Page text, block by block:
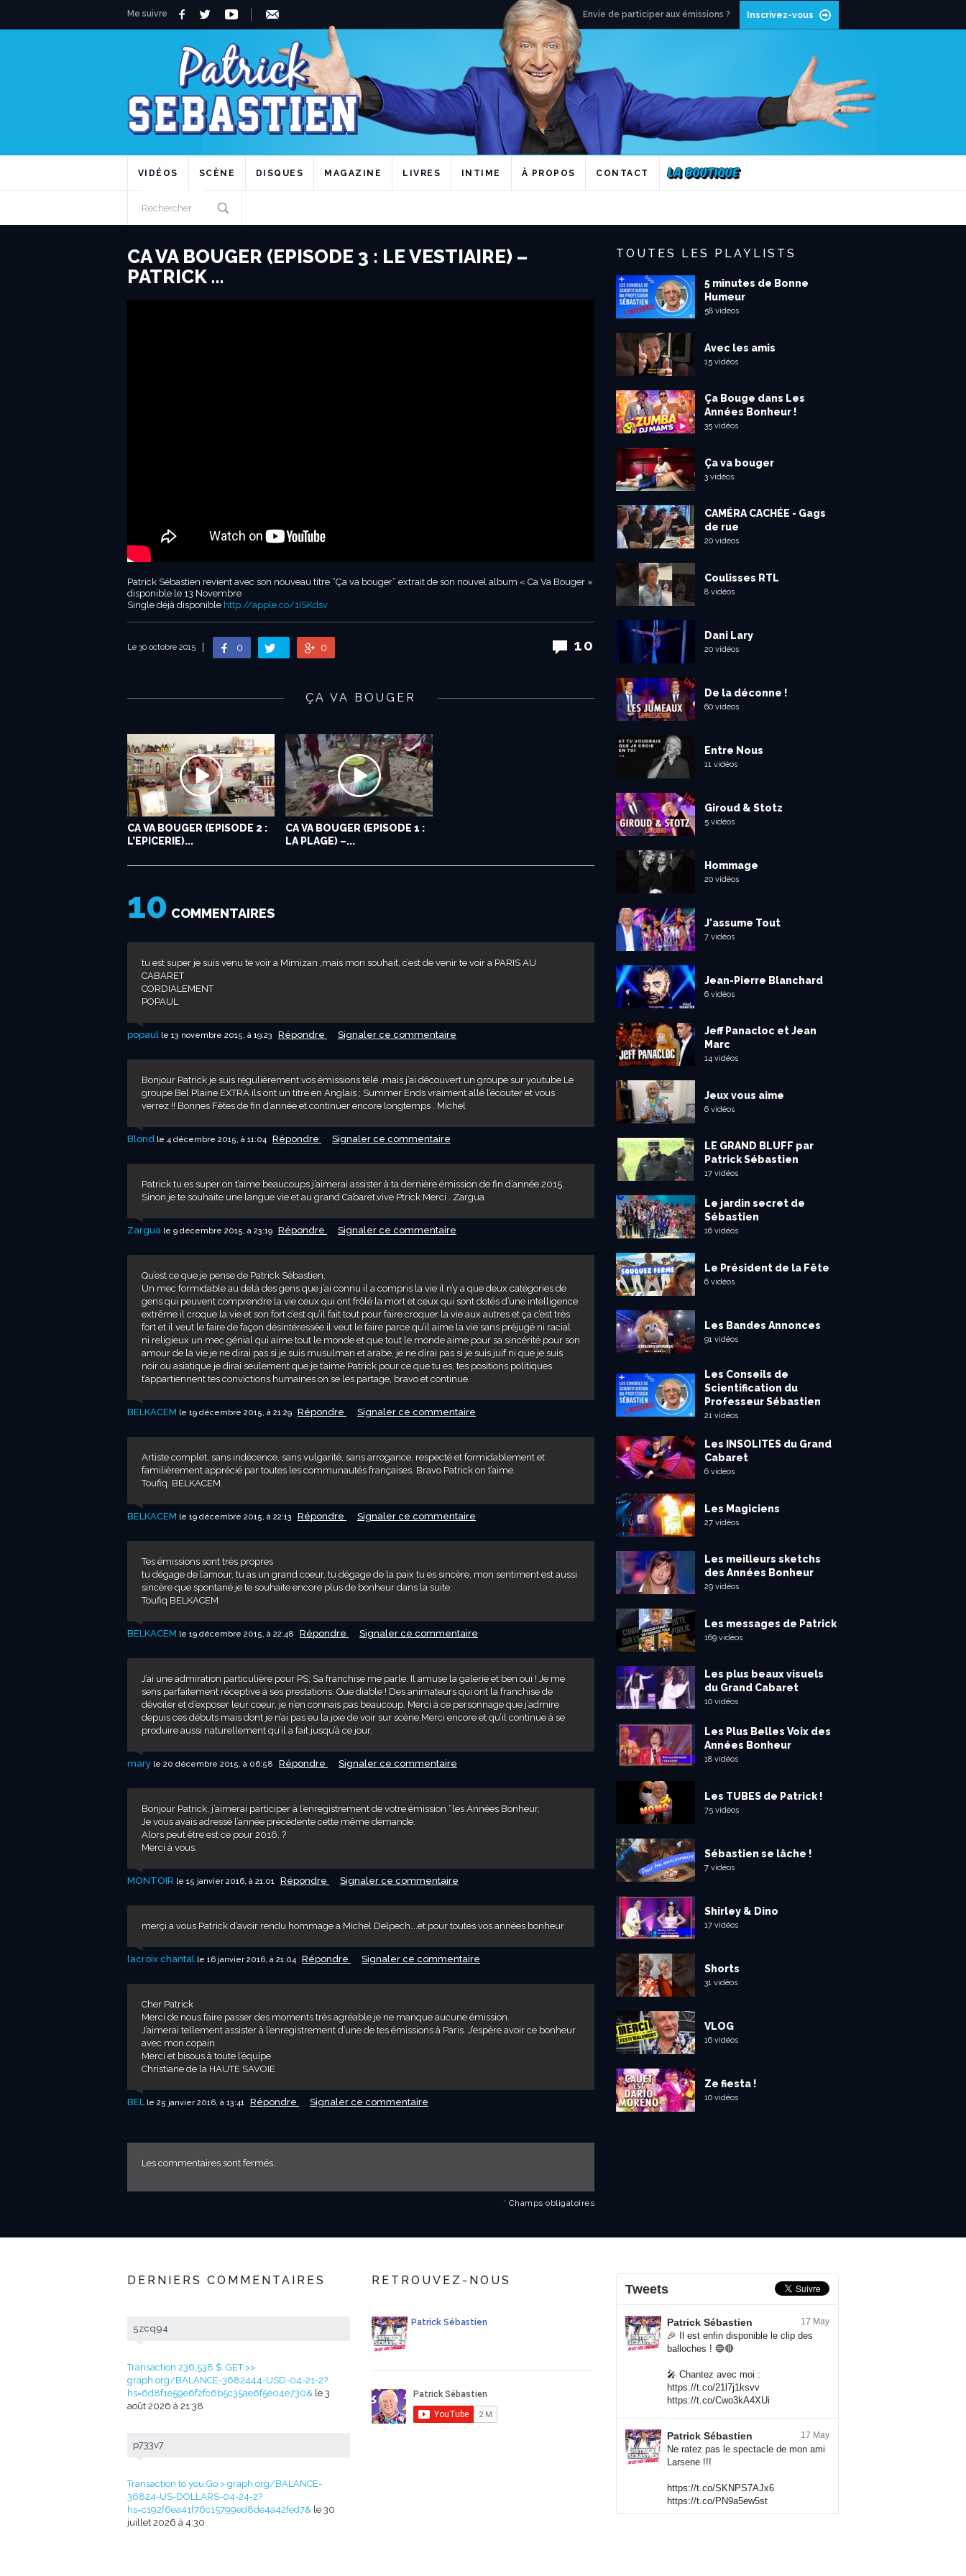
Me suivre Envie de participer aux émissions ? Inscrivez-vous
VIDÉOS SCÈNE DISQUES MAGAZINE LIVRES INTIME À PROPOS CONTACT
CA VA BOUGER (EPISODE 3 : LE VESTIAIRE) –
PATRICK …
Patrick Sébastien revient avec son nouveau titre “Ça va bouger” extrait de son nouvel album « Ca Va Bouger »
disponible le 13 Novembre
Single déjà disponible http://apple.co/1ISKdsv
Le 30 octobre 2015 0 0 10
ÇA VA BOUGER
CA VA BOUGER (EPISODE 2 :
L’EPICERIE)...
CA VA BOUGER (EPISODE 1 :
LA PLAGE) –...
10 COMMENTAIRES
tu est super je suis venu te voir a Mimizan ,mais mon souhait, c’est de venir te voir a PARIS AU
CABARET
CORDIALEMENT
POPAUL
popaul le 13 novembre 2015, à 19:23 Répondre Signaler ce commentaire
Bonjour Patrick je suis régulièrement vos émissions télé ,mais j’ai découvert un groupe sur youtube Le
groupe Bel Plaine EXTRA ils ont un titre en Anglais ; Summer Ends vraiment allé l’écouter et vous
verrez !! Bonnes Fêtes de fin d’année et continuer encore longtemps . Michel
Blond le 4 décembre 2015, à 11:04 Répondre Signaler ce commentaire
Patrick tu es super on t’aime beaucoups j’aimerai assister à ta dernière émission de fin d’année 2015.
Sinon je te souhaite une langue vie et au grand Cabaret,vive Ptrick Merci . Zargua
Zargua le 9 décembre 2015, à 23:19 Répondre Signaler ce commentaire
Qu’est ce que je pense de Patrick Sébastien,
Un mec formidable au delà des gens que j’ai connu il a compris la vie il n’y a que deux catégories de
gens qui peuvent comprendre la vie ceux qui ont frôlé la mort et ceux qui sont dotés d’une intelligence
extrême il croque la vie et son fort c’est qu’il fait tout pour faire croquer la vie aux autres et ça c’est très
fort et il veut le faire de façon désintéressée il veut le faire parce qu’il aime la vie sans préjugé ni racial
ni religieux un mec génial qui aime tout le monde et que tout le monde aime pour sa sincérité pour son
amour de la vie je ne dirai pas si je suis musulman et arabe, je ne dirai pas si je suis juif ni que je suis
noir ou asiatique je dirai seulement que je t’aime Patrick pour ce que tu es, tes positions politiques
t’appartiennent tes convictions humaines on se les partage, bravo et continue.
BELKACEM le 19 décembre 2015, à 21:29 Répondre Signaler ce commentaire
Artiste complet, sans indécence, sans vulgarité, sans arrogance, respecté et formidablement et
familièrement apprécié par toutes les communautés françaises. Bravo Patrick on t’aime.
Toufiq. BELKACEM.
BELKACEM le 19 décembre 2015, à 22:13 Répondre Signaler ce commentaire
Tes émissions sont très propres
tu dégage de l’amour, tu as un grand coeur, tu dégage de la paix tu es sincère, mon sentiment est aussi
sincère que spontané je te souhaite encore plus de bonheur dans la suite.
Toufiq BELKACEM
BELKACEM le 19 décembre 2015, à 22:48 Répondre Signaler ce commentaire
J’ai une admiration particulière pour PS; Sa franchise me parle. Il amuse la galerie et ben oui ! Je me
sens parfaitement réceptive à ses prestations. Que diable ! Des animateurs qui ont la franchise de
dévoiler et d’exposer leur coeur, je n’en connais pas beaucoup. Merci à ce personnage que j’admire
depuis ces débuts mais dont je n’ai pas eu la joie de voir sur scène.Merci encore et qu’il continue à se
produire aussi naturellement qu’il a fait jusqu’à ce jour.
mary le 20 décembre 2015, à 06:58 Répondre Signaler ce commentaire
Bonjour Patrick, j’aimerai participer à l’enregistrement de votre émission “les Années Bonheur,
Je vous avais adressé l’année précédente cette même demande.
Alors peut être est ce pour 2016. ?
Merci à vous.
MONTOIR le 15 janvier 2016, à 21:01 Répondre Signaler ce commentaire
merçi a vous Patrick d’avoir rendu hommage a Michel Delpech….et pour toutes vos années bonheur
lacroix chantal le 16 janvier 2016, à 21:04 Répondre Signaler ce commentaire
Cher Patrick
Merci de nous faire passer des moments très agréable je ne manque aucune émission.
J’aimerai tellement assister à l’enregistrement d’une de tes émissions à Paris. J’espère avoir ce bonheur
avec mon copain.
Merci et bisous à toute l’équipe
Christiane de la HAUTE SAVOIE
BEL le 25 janvier 2016, à 13:41 Répondre Signaler ce commentaire
Les commentaires sont fermés.
* Champs obligatoires
TOUTES LES PLAYLISTS
5 minutes de Bonne
Humeur
58 vidéos
Avec les amis
15 vidéos
Ça Bouge dans Les
Années Bonheur !
35 vidéos
Ça va bouger
3 vidéos
CAMÉRA CACHÉE - Gags
de rue
20 vidéos
Coulisses RTL
8 vidéos
Dani Lary
20 vidéos
De la déconne !
60 vidéos
Entre Nous
11 vidéos
Giroud & Stotz
5 vidéos
Hommage
20 vidéos
J'assume Tout
7 vidéos
Jean-Pierre Blanchard
6 vidéos
Jeff Panacloc et Jean
Marc
14 vidéos
Jeux vous aime
6 vidéos
LE GRAND BLUFF par
Patrick Sébastien
17 vidéos
Le jardin secret de
Sébastien
16 vidéos
Le Président de la Fête
6 vidéos
Les Bandes Annonces
91 vidéos
Les Conseils de
Scientification du
Professeur Sébastien
21 vidéos
Les INSOLITES du Grand
Cabaret
6 vidéos
Les Magiciens
27 vidéos
Les meilleurs sketchs
des Années Bonheur
29 vidéos
Les messages de Patrick
169 vidéos
Les plus beaux visuels
du Grand Cabaret
10 vidéos
Les Plus Belles Voix des
Années Bonheur
18 vidéos
Les TUBES de Patrick !
75 vidéos
Sébastien se lâche !
7 vidéos
Shirley & Dino
17 vidéos
Shorts
31 vidéos
VLOG
16 vidéos
Ze fiesta !
10 vidéos
DERNIERS COMMENTAIRES
5zcq94
Transaction 236,538 $. GET >>
graph.org/BALANCE-3682444-USD-04-21-2?
hs=6d8f1e59e6f2fc6b5c35ae6f5e04e730& le 3
août 2026 à 21:38
p733v7
Transaction to you.Go > graph.org/BALANCE-
36824-US-DOLLARS-04-24-2?
hs=c192f6ea41f76c15799ed8de4a42fed7& le 30
juillet 2026 à 4:30
RETROUVEZ-NOUS
Patrick Sébastien
Tweets
Patrick Sébastien 17 May
🎉 Il est enfin disponible le clip des
balloches ! 🔵🔴
🎤 Chantez avec moi :
https://t.co/21l7j1ksvv
https://t.co/Cwo3kA4XUi
Patrick Sébastien 17 May
Ne ratez pas le spectacle de mon ami
Larsene !!!
https://t.co/SKNPS7AJx6
https://t.co/PN9a5ew5st